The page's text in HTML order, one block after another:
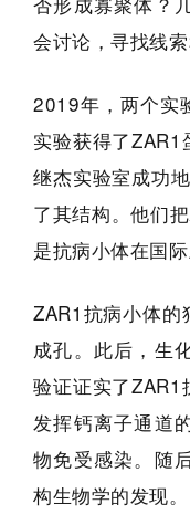
会讨论，寻找线索
2019年，两个实
实验获得了
继杰实验室成功
了其结构。他们
是抗病小体在国际
ZAR1抗病小体
成孔。此后，生
验证证实了
发挥钙离子通道
物免受感染。随
构生物学的发现。